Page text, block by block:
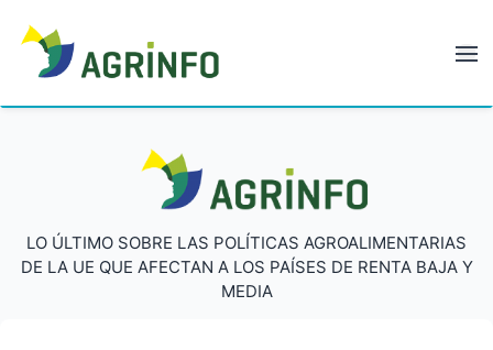
AGRINFO
LO ÚLTIMO SOBRE LAS POLÍTICAS AGROALIMENTARIAS
DE LA UE QUE AFECTAN A LOS PAÍSES DE RENTA BAJA Y
MEDIA